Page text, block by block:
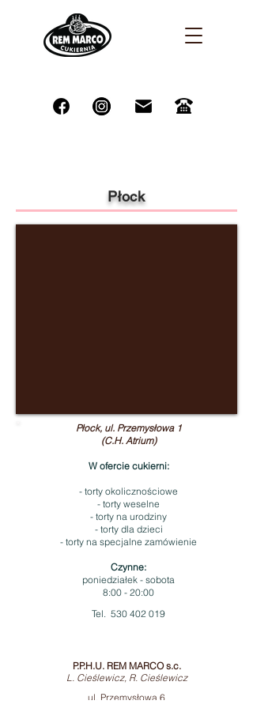
Płock
Płock, ul. Przemysłowa 1
(C.H. Atrium)
W ofercie cukierni:
- torty okolicznościowe
- torty weselne
- torty na urodziny
- torty dla dzieci
- torty na specjalne zamówienie
Czynne:
poniedziałek - sobota
8:00 - 20:00
Tel. 530 402 019
P.P.H.U. REM MARCO s.c.
L. Cieślewicz, R. Cieślewicz
ul. Przemysłowa 6